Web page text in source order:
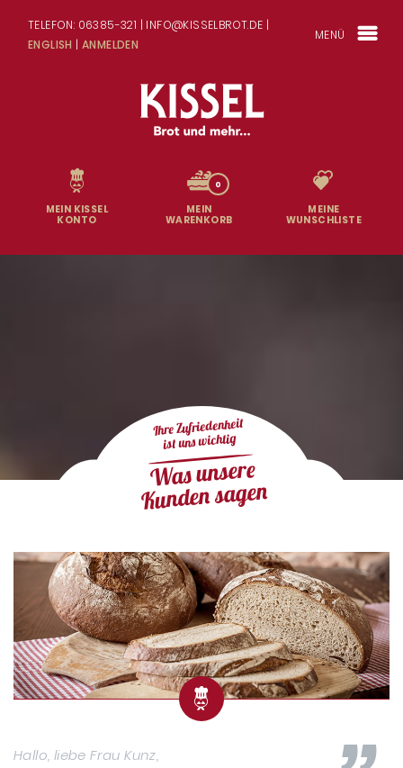
TELEFON: 06385-321 | INFO@KISSELBROT.DE |
ENGLISH |ANMELDEN
MENÜ
MEIN KISSEL
KONTO
0
MEIN
WARENKORB
MEINE
WUNSCHLISTE
Ihre Zufriedenheit
ist uns wichtig
Was unsere
Kunden sagen
Hallo, liebe Frau Kunz,